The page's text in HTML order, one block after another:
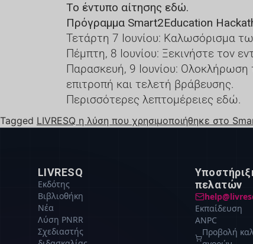
Το έντυπο αίτησης εδώ.
Πρόγραμμα Smart2Education
Τετάρτη 7 Ιουνίου: Καλωσόρισμα
Πέμπτη, 8 Ιουνίου: Ξεκινήστε τον
Παρασκευή, 9 Ιουνίου: Ολοκλήρωση
επιτροπή και τελετή βράβευσης.
Περισσότερες λεπτομέρειες εδώ.
Tagged LIVRESQ η λύση που χρησιμοποιήθηκε στο
LIVRESQ
Εκδότης
Βιβλιοθήκη
Νέα
Λύση PNRR
Σχεδιαστής
πελατών
Εκπαίδευση
ANPC
Προβολή